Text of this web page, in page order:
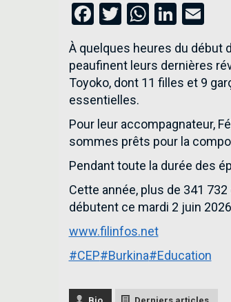
Facebook
Twitter
À quelques heures du début
peaufinent leurs dernières
Toyoko, dont 11 filles et 9
essentielles.
Pour leur accompagnateur,
sommes prêts pour la
Pendant toute la durée des
Cette année, plus de 341
débutent ce mardi 2 juin
www.filinfos.net
#CEP#Burkina#Education